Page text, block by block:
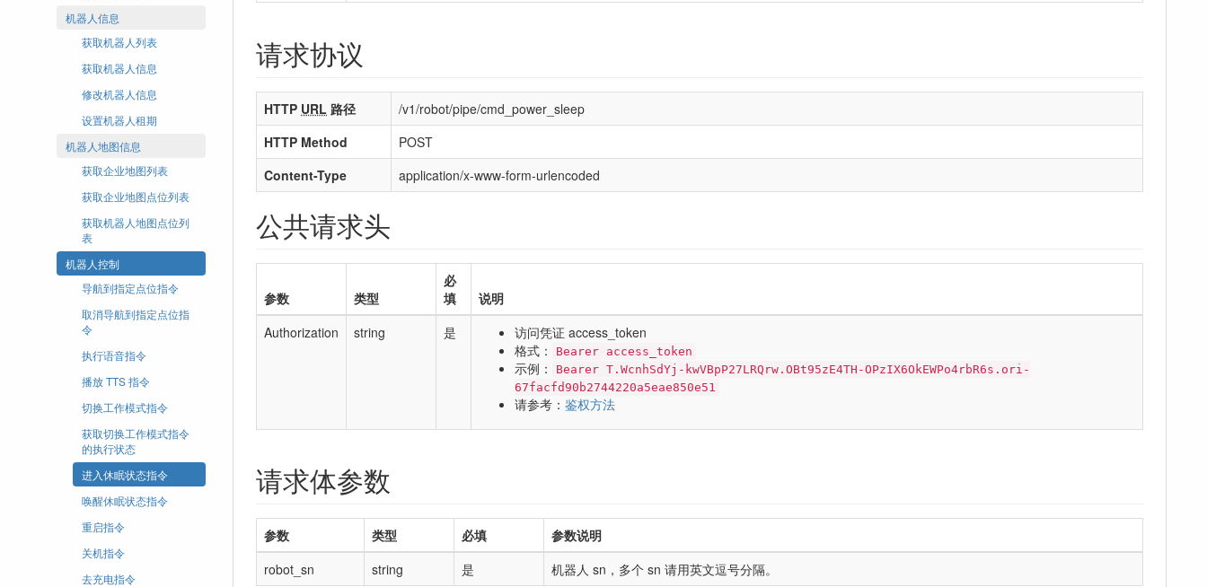
机器人信息
获取机器人列表
获取机器人信息
修改机器人信息
设置机器人租期
机器人地图信息
获取企业地图列表
获取企业地图点位列表
获取机器人地图点位列
表
机器人控制
导航到指定点位指令
取消导航到指定点位指
令
执行语音指令
播放 TTS 指令
切换工作模式指令
获取切换工作模式指令
的执行状态
进入休眠状态指令
唤醒休眠状态指令
重启指令
关机指令
去充电指令
请求协议
HTTP URL 路径
/v1/robot/pipe/cmd_power_sleep
HTTP Method
POST
Content-Type
application/x-www-form-urlencoded
公共请求头
参数 类型
必
填
说明
Authorization
string 是
访问凭证 access_token
格式：
Bearer access_token
示例：
Bearer T.WcnhSdYj-kwVBpP27LRQrw.OBt95zE4TH-OPzIX6OkEWPo4rbR6s.ori-
67facfd90b2744220a5eae850e51
请参考： 鉴权方法
请求体参数
参数 类型 必填
参数说明
robot_sn
string 是 机器人 sn，多个 sn 请用英文逗号分隔。